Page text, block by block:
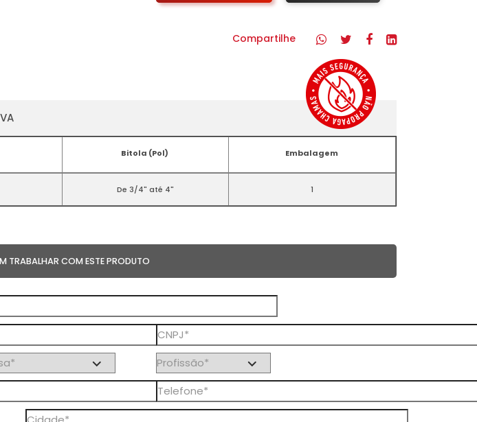
Compartilhe
Bitola (Pol) Embalagem
De 3/4" até 4" 1
TRABALHAR COM ESTE PRODUTO